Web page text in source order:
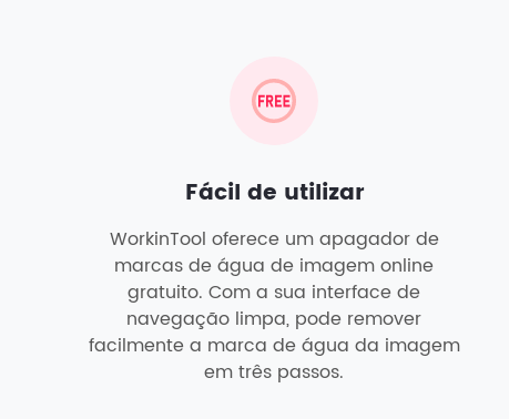
Fácil de utilizar
WorkinTool oferece um apagador de
marcas de água de imagem online
gratuito. Com a sua interface de
navegação limpa, pode remover
facilmente a marca de água da imagem
em três passos.